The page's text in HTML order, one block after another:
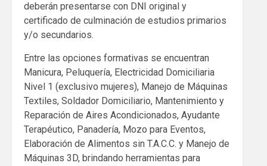
deberán presentarse con DNI original y
certificado de culminación de estudios primarios
y/o secundarios.
Entre las opciones formativas se encuentran
Manicura, Peluquería, Electricidad Domiciliaria
Nivel 1 (exclusivo mujeres), Manejo de Máquinas
Textiles, Soldador Domiciliario, Mantenimiento y
Reparación de Aires Acondicionados, Ayudante
Terapéutico, Panadería, Mozo para Eventos,
Elaboración de Alimentos sin T.A.C.C. y Manejo de
Máquinas 3D, brindando herramientas para